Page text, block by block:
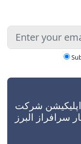
اپلیکیشن شرکت
سرافراز البرز